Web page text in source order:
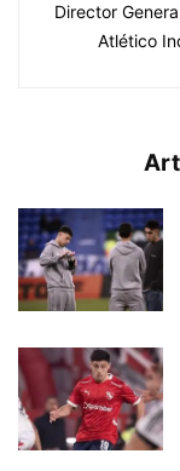
Director
Atlético